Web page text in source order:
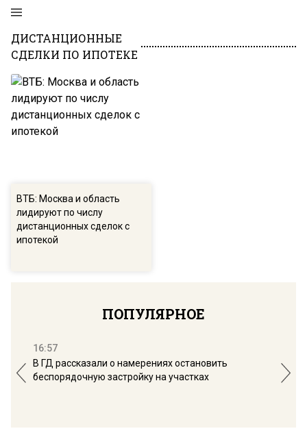
ДИСТАНЦИОННЫЕ
СДЕЛКИ ПО ИПОТЕКЕ
ВТБ: Москва и область
лидируют по числу
дистанционных сделок с
ипотекой
ПОПУЛЯРНОЕ
16:57
В ГД рассказали о намерениях остановить
беспорядочную застройку на участках